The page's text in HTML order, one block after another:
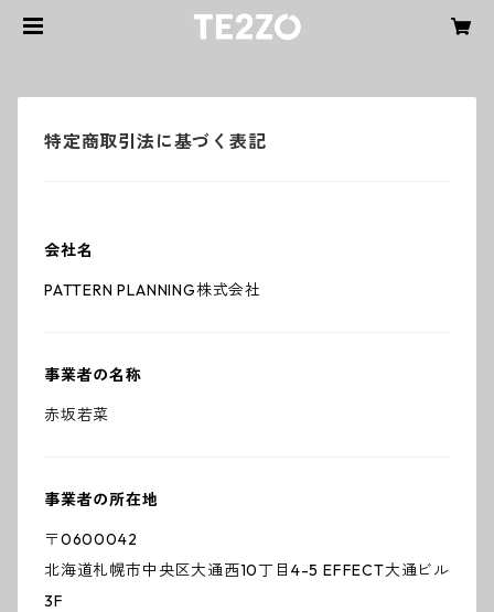
特定商取引法に基づく表記
会社名
PATTERN PLANNING株式会社
事業者の名称
赤坂若菜
事業者の所在地
〒0600042
北海道札幌市中央区大通西10丁目4-5 EFFECT大通ビル
3F